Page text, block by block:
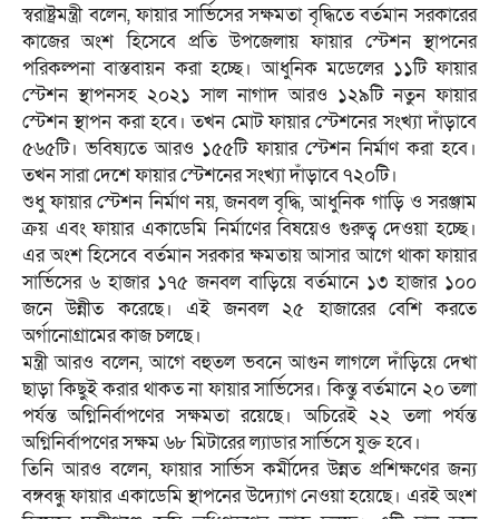
স্বরাষ্ট্রমন্ত্রী বলেন, ফায়ার সার্ভিসের সক্ষমতা বৃদ্ধিতে বর্তমান সরকারের
কাজের অংশ হিসেবে প্রতি উপজেলায় ফায়ার স্টেশন স্থাপনের
পরিকল্পনা বাস্তবায়ন করা হচ্ছে। আধুনিক মডেলের ১১টি ফায়ার
স্টেশন স্থাপনসহ ২০২১ সাল নাগাদ আরও ১২৯টি নতুন ফায়ার
স্টেশন স্থাপন করা হবে। তখন মোট ফায়ার স্টেশনের সংখ্যা দাঁড়াবে
৫৬৫টি। ভবিষ্যতে আরও ১৫৫টি ফায়ার স্টেশন নির্মাণ করা হবে।
তখন সারা দেশে ফায়ার স্টেশনের সংখ্যা দাঁড়াবে ৭২০টি।
শুধু ফায়ার স্টেশন নির্মাণ নয়, জনবল বৃদ্ধি, আধুনিক গাড়ি ও সরঞ্জাম
ক্রয় এবং ফায়ার একাডেমি নির্মাণের বিষয়েও গুরুত্ব দেওয়া হচ্ছে।
এর অংশ হিসেবে বর্তমান সরকার ক্ষমতায় আসার আগে থাকা ফায়ার
সার্ভিসের ৬ হাজার ১৭৫ জনবল বাড়িয়ে বর্তমানে ১৩ হাজার ১০০
জনে উন্নীত করেছে। এই জনবল ২৫ হাজারের বেশি করতে
অর্গানোগ্রামের কাজ চলছে।
মন্ত্রী আরও বলেন, আগে বহুতল ভবনে আগুন লাগলে দাঁড়িয়ে দেখা
ছাড়া কিছুই করার থাকত না ফায়ার সার্ভিসের। কিন্তু বর্তমানে ২০ তলা
পর্যন্ত অগ্নিনির্বাপণের সক্ষমতা রয়েছে। অচিরেই ২২ তলা পর্যন্ত
অগ্নিনির্বাপণের সক্ষম ৬৮ মিটারের ল্যাডার সার্ভিসে যুক্ত হবে।
তিনি আরও বলেন, ফায়ার সার্ভিস কর্মীদের উন্নত প্রশিক্ষণের জন্য
বঙ্গবন্ধু ফায়ার একাডেমি স্থাপনের উদ্যোগ নেওয়া হয়েছে। এরই অংশ